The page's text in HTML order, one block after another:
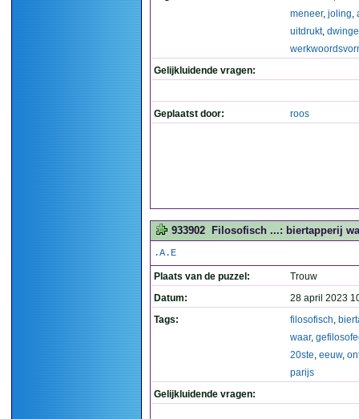
meneer, joling,
uitdrukt,
Gelijkluidende vragen:
Geplaatst door: roos
933902 Filosofisch ...: biertapperij
.A.E
Plaats van de puzzel:
Trouw
Datum:
28 april 2023
Tags:
filosofisch,
waar,
20ste, eeuw,
parijs
Gelijkluidende vragen: